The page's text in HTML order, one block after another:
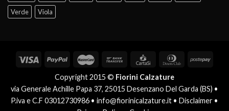
Verde
Viola
Copyright 2015 © Fiorini Calzature
via Generale Achille Papa 37, 25015 Desenzano Del Garda (BS) •
P.iva e C.F 03012730986 • info@fiorinicalzature.it • Disclaimer •